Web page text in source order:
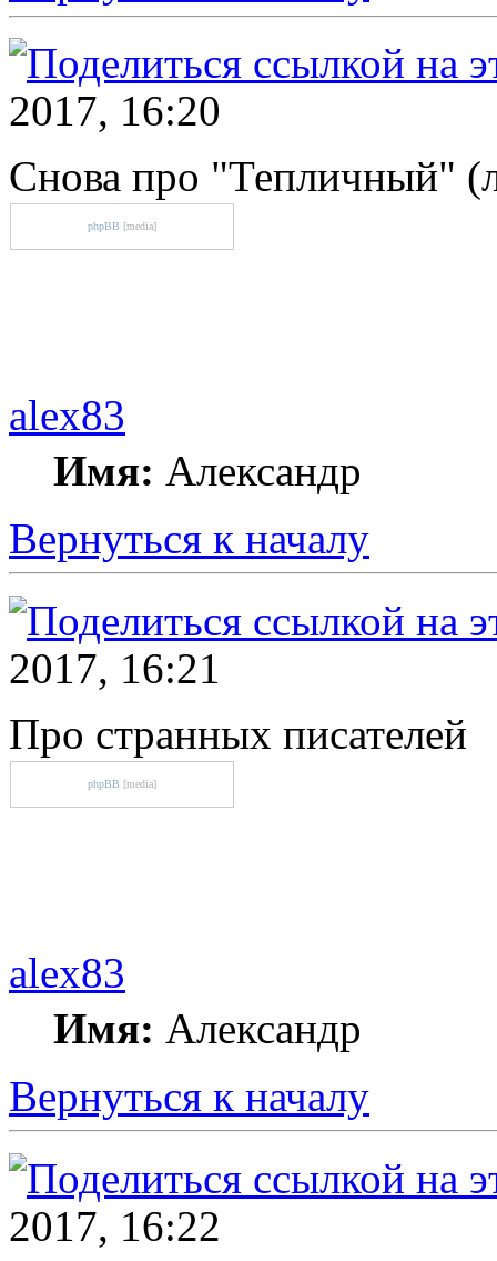
2017, 16:20
Снова про "Тепличный"
phpBB [media]
alex83
Имя: Александр
Вернуться к началу
2017, 16:21
Про странных писателей
phpBB [media]
alex83
Имя: Александр
Вернуться к началу
2017, 16:22